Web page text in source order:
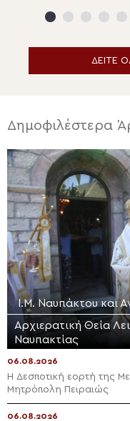
ΔΕΙΤΕ
Δημοφιλέστερα
Ι.Μ. Ναυπάκτου και
Αρχιερατική Θεία
Ναυπακτίας
06.08.2026
Η Δεσποτική εορτή της
Μητρόπολη Πειραιώς
06.08.2026